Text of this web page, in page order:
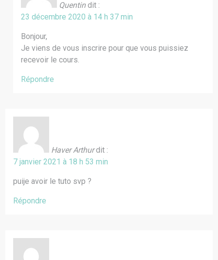
Quentin dit :
23 décembre 2020 à 14 h 37 min
Bonjour,
Je viens de vous inscrire pour que vous puissiez
recevoir le cours.
Répondre
Haver Arthur dit :
7 janvier 2021 à 18 h 53 min
puije avoir le tuto svp ?
Répondre